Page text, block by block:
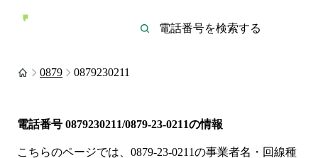
0879 0879230211
電話番号 0879230211/0879-23-0211の情報
こちらのページでは、 0879-23-0211の事業者名・回線種